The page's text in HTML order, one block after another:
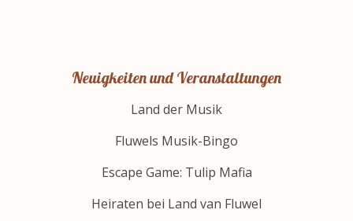
Neuigkeiten und Veranstaltungen
Land der Musik
Fluwels Musik-Bingo
Escape Game: Tulip Mafia
Heiraten bei Land van Fluwel